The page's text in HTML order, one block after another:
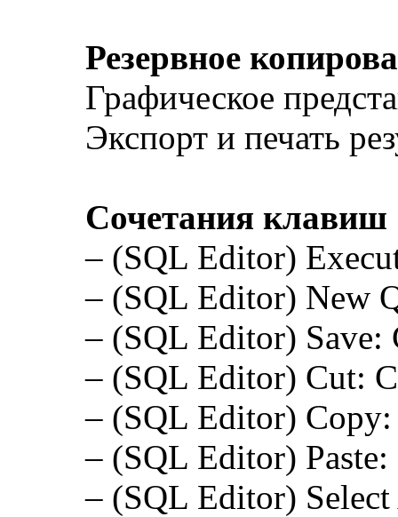
Резервное
Графическое
Экспорт и печать
Сочетания клавиш
– (SQL Editor)
– (SQL Editor) New
– (SQL Editor) Save:
– (SQL Editor) Cut:
– (SQL Editor)
– (SQL Editor)
– (SQL Editor)